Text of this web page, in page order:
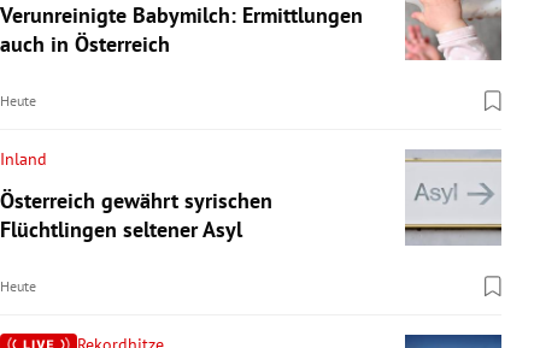
Verunreinigte Babymilch: Ermittlungen
auch in Österreich
Heute
Inland
Österreich gewährt syrischen
Flüchtlingen seltener Asyl
Heute